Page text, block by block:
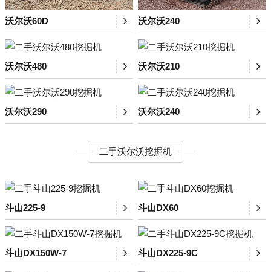
沃尔沃60D 沃尔沃240
沃尔沃480 沃尔沃210
沃尔沃290 沃尔沃240
二手沃尔沃挖掘机
斗山225-9 斗山DX60
斗山DX150W-7 斗山DX225-9C